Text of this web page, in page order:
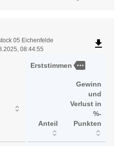
05 Eichenfelde
08:44:55
file_download
Erststimmen more
Anteil
Gewinn
und
Verlust in
%-
Punkten